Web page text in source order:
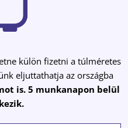
külön fizetni a túlméretes
eljuttathatja az országba
is.5 munkanapon belül